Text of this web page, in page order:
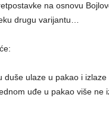
na osnovu
drugu varijantu…
duše ulaze u pakao i
uđe u pakao više ne